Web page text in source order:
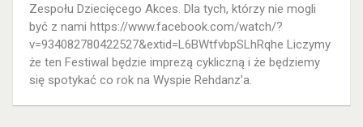
Zespołu Dziecięcego Akces. Dla tych, którzy nie mogli
być z nami https://www.facebook.com/watch/?
v=934082780422527&extid=L6BWtfvbpSLhRqhe Liczymy
że ten Festiwal będzie imprezą cykliczną i że będziemy
się spotykać co rok na Wyspie Rehdanz’a.